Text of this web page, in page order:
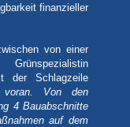
finanzieller
von einer
der Schlagzeile
voran. Von den
4 Bauabschnitte
auf dem